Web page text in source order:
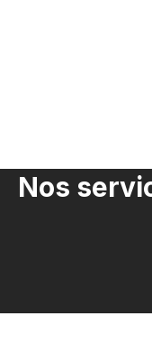
Nos